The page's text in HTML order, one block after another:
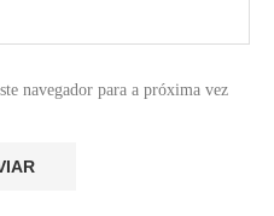
navegador para a próxima vez